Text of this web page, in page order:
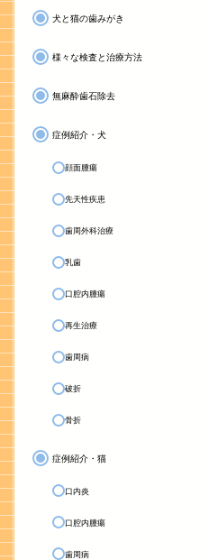
犬と猫の歯みがき
様々な検査と治療方法
無麻酔歯石除去
症例紹介・犬
顔面腫瘍
先天性疾患
歯周外科治療
乳歯
口腔内腫瘍
再生治療
歯周病
破折
骨折
症例紹介・猫
口内炎
口腔内腫瘍
歯周病